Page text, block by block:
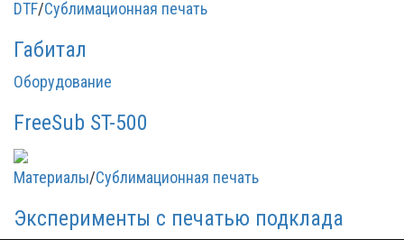
DTF/Сублимационная печать
Габитал
Оборудование
FreeSub ST-500
Материалы/Сублимационная печать
Эксперименты с печатью подклада